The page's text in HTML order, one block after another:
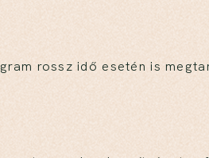
rossz idő esetén is